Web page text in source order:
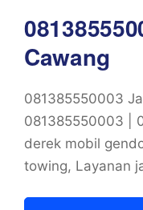
Cawang
081385550003
081385550003 |
derek mobil
towing, Layanan